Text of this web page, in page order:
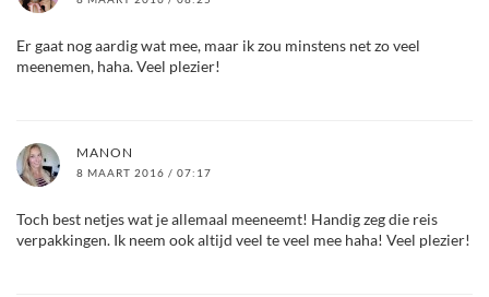
Er gaat nog aardig wat mee, maar ik zou minstens net zo veel
meenemen, haha. Veel plezier!
MANON
8 MAART 2016 / 07:17
Toch best netjes wat je allemaal meeneemt! Handig zeg die reis
verpakkingen. Ik neem ook altijd veel te veel mee haha! Veel plezier!